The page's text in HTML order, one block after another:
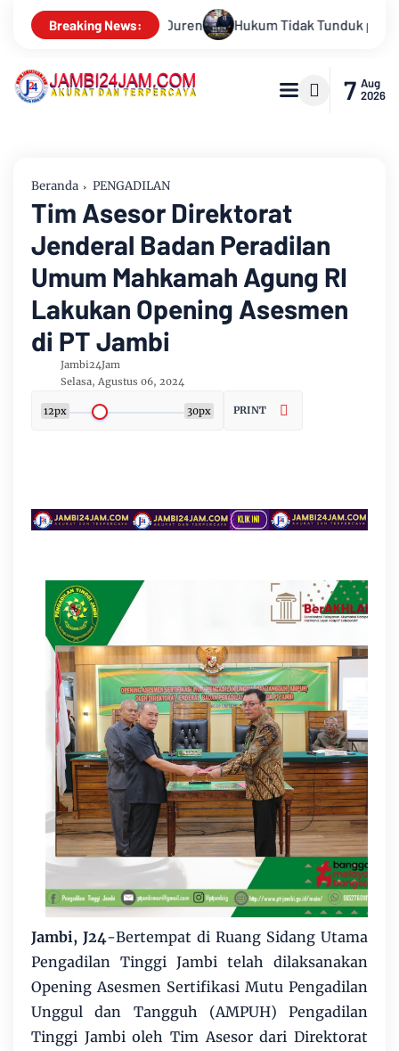
Breaking News:
pada Persepsi: Kritik Terhadap Monopoli Kebenaran oleh
7 Aug
2026
Beranda PENGADILAN
Tim Asesor Direktorat
Jenderal Badan Peradilan
Umum Mahkamah Agung RI
Lakukan Opening Asesmen
di PT Jambi
Jambi24Jam
Selasa, Agustus 06, 2024
12px 30px PRINT
Jambi, J24-Bertempat di Ruang Sidang Utama
Pengadilan Tinggi Jambi telah dilaksanakan
Opening Asesmen Sertifikasi Mutu Pengadilan
Unggul dan Tangguh (AMPUH) Pengadilan
Tinggi Jambi oleh Tim Asesor dari Direktorat